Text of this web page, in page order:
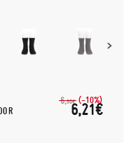
6,90€ (-10%)
6,21€